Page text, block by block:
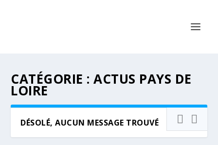
CATÉGORIE :ACTUS PAYS DE
LOIRE
DÉSOLÉ, AUCUN MESSAGE TROUVÉ